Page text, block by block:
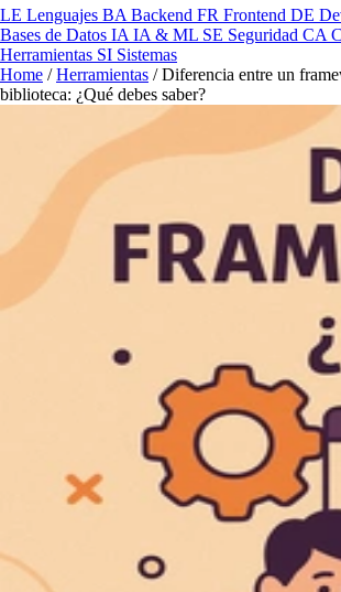
LE Lenguajes BA Backend FR Frontend DE
Bases de Datos IA IA & ML SE Seguridad CA
Herramientas SI Sistemas
Home / Herramientas / Diferencia entre un
biblioteca: ¿Qué debes saber?